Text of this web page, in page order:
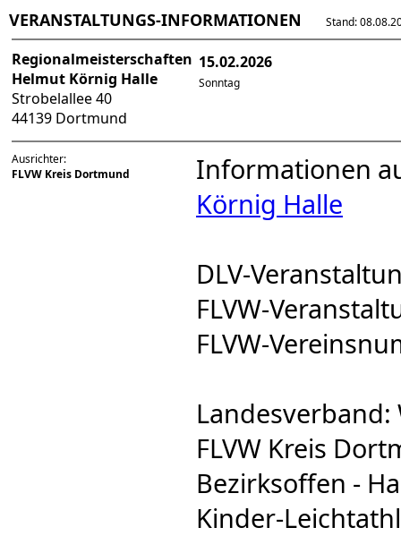
VERANSTALTUNGS-INFORMATIONEN Stand:
Regionalmeisterschaften
Helmut Körnig Halle
Strobelallee 40
44139 Dortmund
15.02.2026
Sonntag
Ausrichter:
FLVW Kreis Dortmund
Informationen
Körnig Halle
DLV-
FLVW-
FLVW-
Landesverband:
FLVW Kreis
Bezirksoffen -
Kinder-